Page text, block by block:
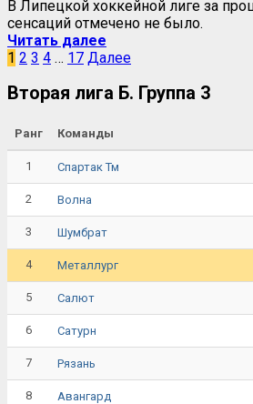
В Липецкой хоккейной лиге за
сенсаций отмечено не было.
Читать далее
1 2 3 4 … 17 Далее
Вторая лига Б. Группа 3
Ранг Команды
1 Спартак Тм
2 Волна
3 Шумбрат
4 Металлург
5 Салют
6 Сатурн
7 Рязань
8 Авангард